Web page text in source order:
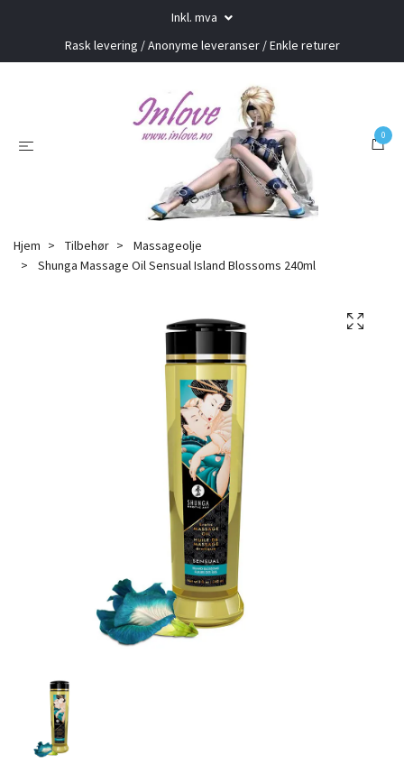
Inkl. mva
Rask levering / Anonyme leveranser / Enkle returer
0
Hjem Tilbehør
Massageolje
Shunga Massage Oil Sensual Island Blossoms 240ml